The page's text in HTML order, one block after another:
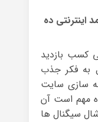
اینترنتی ده
کسب بازدید
به فکر جذب
سازی سایت
مهم است آن
سیگنال ها